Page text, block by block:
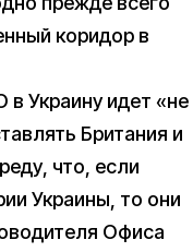
коридор в
Украину идет «не
Британия и
что, если
Украины, то они
Офиса